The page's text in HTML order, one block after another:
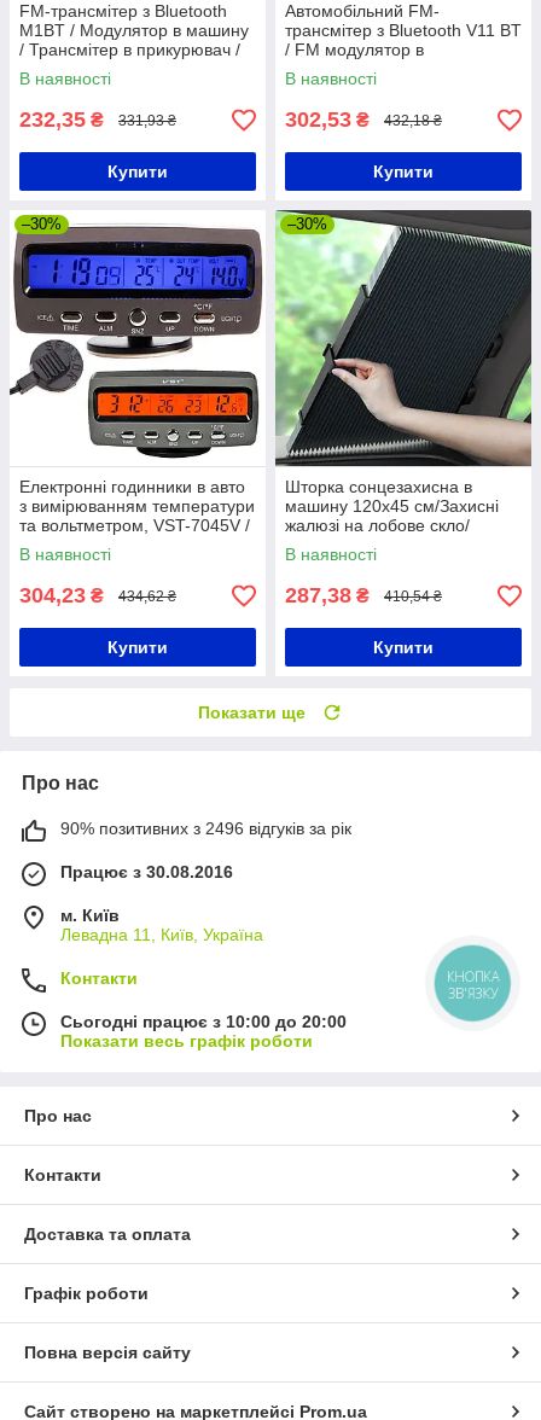
FM-трансмітер з Bluetooth
M1BT / Модулятор в машину
/ Трансмітер в прикурювач /
Бездротовий фм-модулятор
В наявності
232,35 ₴ 331,93 ₴
Купити
Автомобільний FM-
трансмітер з Bluetooth V11 BT
/ FM модулятор в
прикурювач / Трансмітер в
машину
В наявності
302,53 ₴ 432,18 ₴
Купити
–30%
Електронні годинники в авто
з вимірюванням температури
та вольтметром, VST-7045V /
Автомобільні годинники /
Годинники в машину
В наявності
304,23 ₴ 434,62 ₴
Купити
–30%
Шторка сонцезахисна в
машину 120х45 см/Захисні
жалюзі на лобове скло/
Накидка від сонця для
машини
В наявності
287,38 ₴ 410,54 ₴
Купити
Показати ще
Про нас
90% позитивних з 2496 відгуків за рік
Працює з 30.08.2016
м. Київ
Левадна 11, Київ, Україна
Контакти
Сьогодні працює з 10:00 до 20:00
Показати весь графік роботи
Про нас
Контакти
Доставка та оплата
Графік роботи
Повна версія сайту
Сайт створено на маркетплейсі Prom.ua
КНОПКА
ЗВ'ЯЗКУ